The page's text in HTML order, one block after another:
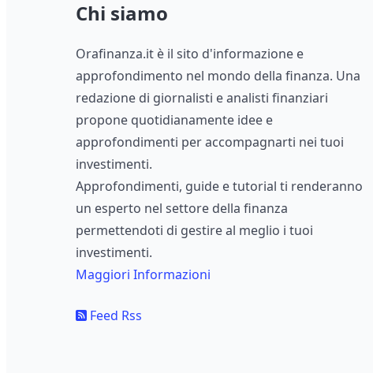
Chi siamo
Orafinanza.it è il sito d'informazione e
approfondimento nel mondo della finanza. Una
redazione di giornalisti e analisti finanziari
propone quotidianamente idee e
approfondimenti per accompagnarti nei tuoi
investimenti.
Approfondimenti, guide e tutorial ti renderanno
un esperto nel settore della finanza
permettendoti di gestire al meglio i tuoi
investimenti.
Maggiori Informazioni
Feed Rss